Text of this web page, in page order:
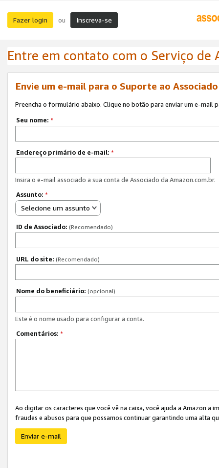
Fazer login ou Inscreva-se
Entre em contato com o Serviço de
Envie um e-mail para o Suporte ao
Preencha o formulário abaixo. Clique no botão para enviar um e-mail
Seu nome: *
Endereço primário de e-mail: *
Insira o e-mail associado a sua conta de Associado da Amazon.com.br.
Assunto: *
Selecione um assunto
ID de Associado: (Recomendado)
URL do site: (Recomendado)
Nome do beneficiário: (opcional)
Este é o nome usado para configurar a conta.
Comentários: *
Ao digitar os caracteres que você vê na caixa, você ajuda a Amazon
fraudes e abusos para que possamos continuar garantindo uma alta
Enviar e-mail